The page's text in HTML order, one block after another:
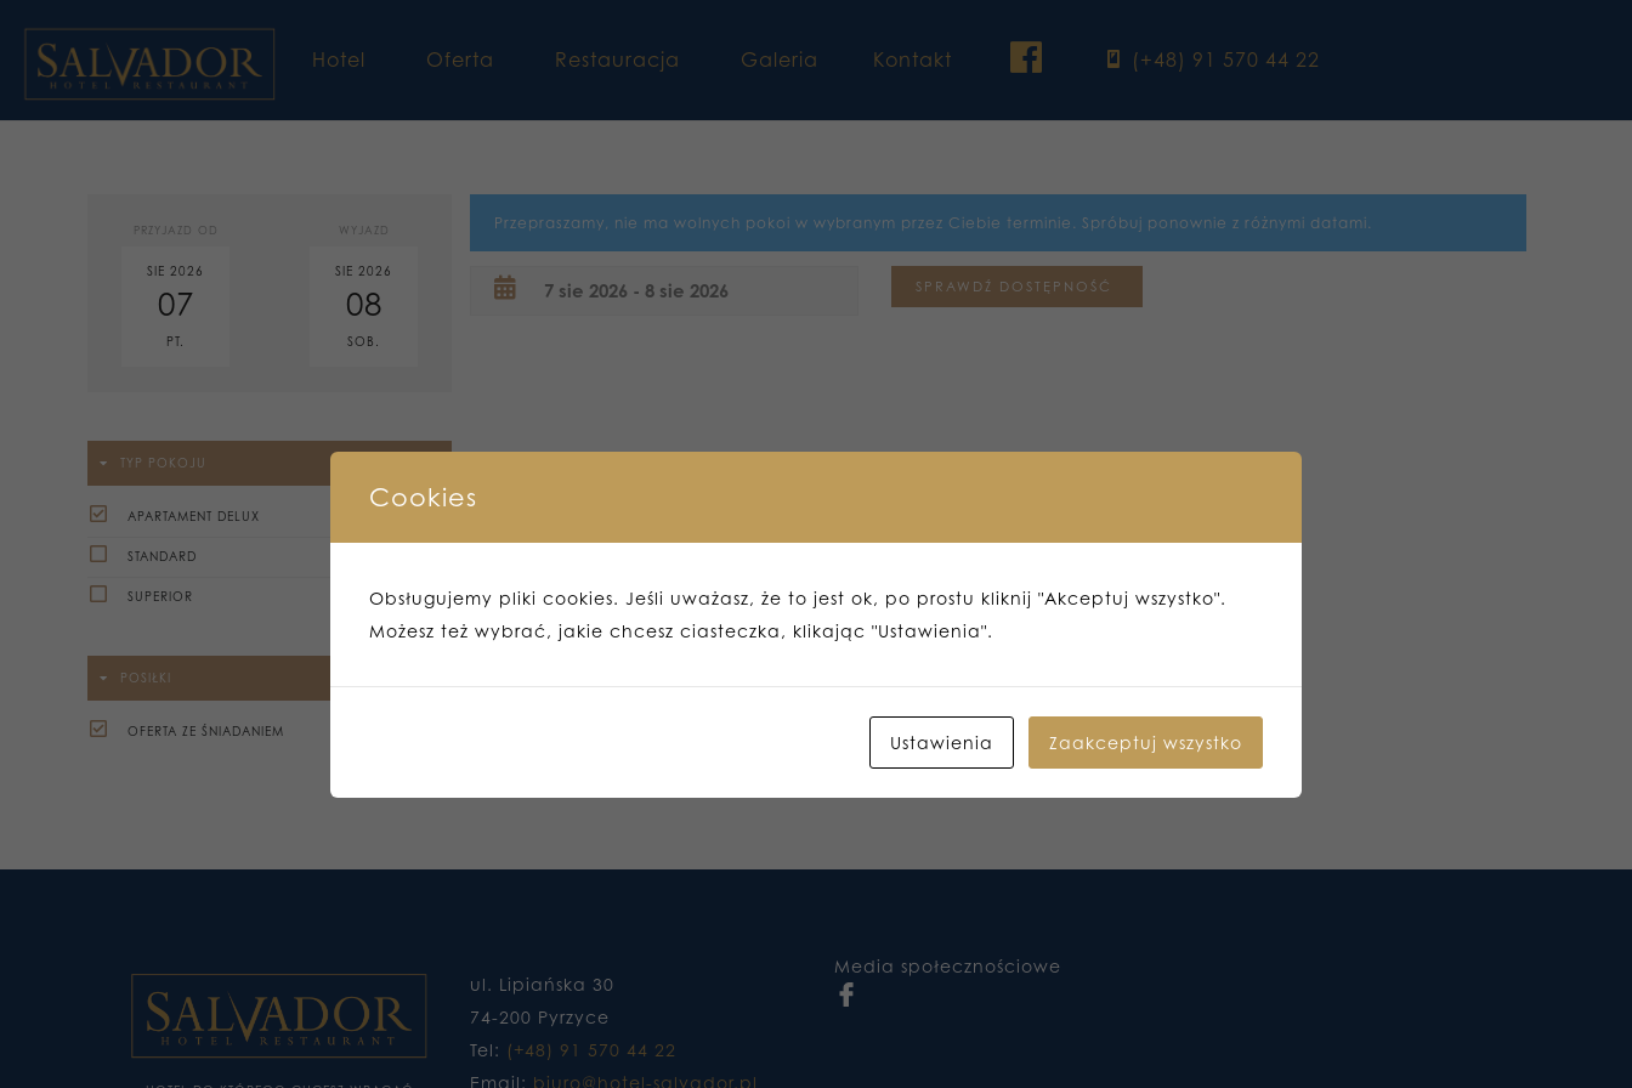
Hotel Oferta Restauracja Galeria Kontakt facebook(+48) 91 570 44 22
PRZYJAZD OD
SIE 2026
07
PT.
WYJAZD
SIE 2026
08
SOB.
TYP POKOJU
APARTAMENT DELUX
STANDARD
SUPERIOR
POSIŁKI
OFERTA ZE ŚNIADANIEM
Przepraszamy, nie ma wolnych pokoi w wybranym przez Ciebie terminie. Spróbuj ponownie z różnymi datami.
ul. Lipiańska 30
74-200 Pyrzyce
Tel: (+48) 91 570 44 22
Email: biuro@hotel-salvador.pl
Media społecznościowe
Cookies
Obsługujemy pliki cookies. Jeśli uważasz, że to jest ok, po prostu kliknij "Akceptuj wszystko".
Możesz też wybrać, jakie chcesz ciasteczka, klikając "Ustawienia".
Ustawienia Zaakceptuj wszystko